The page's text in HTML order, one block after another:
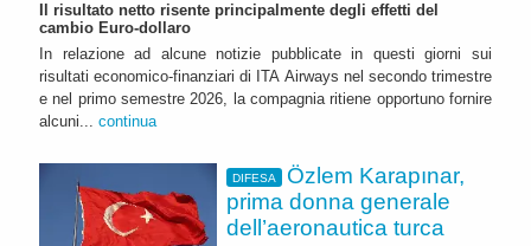
Il risultato netto risente principalmente degli effetti del
cambio Euro-dollaro
In relazione ad alcune notizie pubblicate in questi giorni sui
risultati economico-finanziari di ITA Airways nel secondo trimestre
e nel primo semestre 2026, la compagnia ritiene opportuno fornire
alcuni... continua
DIFESA
Özlem Karapınar,
prima donna generale
dell’aeronautica turca